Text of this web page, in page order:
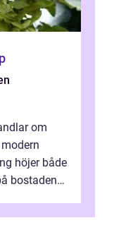
om
höjer både
bostaden.